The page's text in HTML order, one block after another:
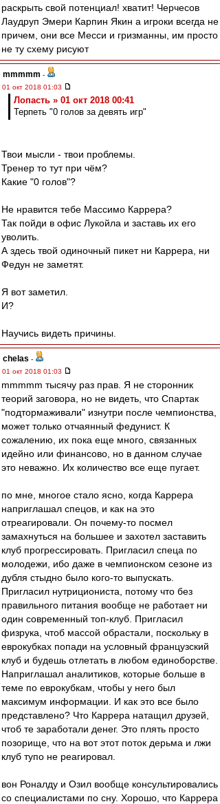
раскрыть свой потенциал! хватит! Черчесов
Лаудруп Эмери Карпин Якин а игроки всегда не
причем, они все Месси и гризманны, им просто
не ту схему рисуют
mmmmm -
01 окт 2018 01:03
Лопасть » 01 окт 2018 00:41
Терпеть "0 голов за девять игр"
Твои мысли - твои проблемы.
Тренер то тут при чём?
Какие "0 голов"?
Не нравится тебе Массимо Каррера?
Так пойди в офис Лукойла и заставь их его
уволить.
А здесь твой одиночный пикет ни Каррера, ни
Федун не заметят.
Я вот заметил.
И?
Научись видеть причины.
chelas -
01 окт 2018 01:03
mmmmm тысячу раз прав. Я не сторонник
теорий заговора, но не видеть, что Спартак
"подтормаживали" изнутри после чемпионства,
может только отчаянный федунист. К
сожалению, их пока еще много, связанных
идейно или финансово, но в данном случае
это неважно. Их количество все еще пугает.
по мне, многое стало ясно, когда Каррера
наприглашал спецов, и как на это
отреагировали. Он почему-то посмел
замахнуться на большее и захотел заставить
клуб прогрессировать. Пригласил спеца по
молодежи, ибо даже в чемпионском сезоне из
дубля стыдно было кого-то выпускать.
Пригласил нутрициониста, потому что без
правильного питания вообще не работает ни
один современный топ-клуб. Пригласил
физрука, чтоб массой обрастали, поскольку в
еврокубках попади на условный французский
клуб и будешь отлетать в любом единоборстве.
Наприглашал аналитиков, которые больше в
теме по еврокубкам, чтобы у него был
максимум информации. И как это все было
представлено? Что Каррера натащил друзей,
чтоб те заработали денег. Это плять просто
позорище, что на вот этот поток дерьма и лжи
клуб тупо не реагировал.
вон Роналду и Озил вообще консультировались
со специалистами по сну. Хорошо, что Каррера